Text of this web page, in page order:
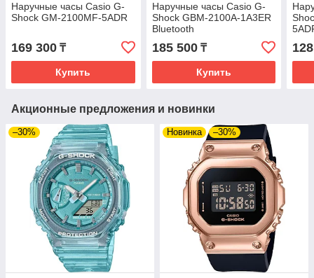
Наручные часы Casio G-
Shock GM-2100MF-5ADR
169 300 ₸
Купить
Наручные часы Casio G-
Shock GBM-2100A-1A3ER
Bluetooth
185 500₸
Купить
Акционные предложения и новинки
–30% Новинка –30%